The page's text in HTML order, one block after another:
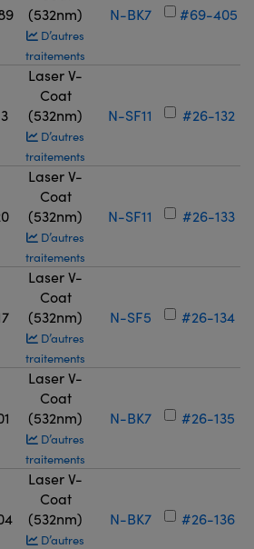
(532nm)
D’autres
traitements
N-BK7 #69-405
Laser V-
Coat
(532nm)
D’autres
traitements
N-SF11 #26-132
Laser V-
Coat
(532nm)
D’autres
traitements
N-SF11 #26-133
Laser V-
Coat
(532nm)
D’autres
traitements
N-SF5 #26-134
Laser V-
Coat
(532nm)
D’autres
traitements
N-BK7 #26-135
Laser V-
Coat
(532nm)
D’autres
N-BK7 #26-136